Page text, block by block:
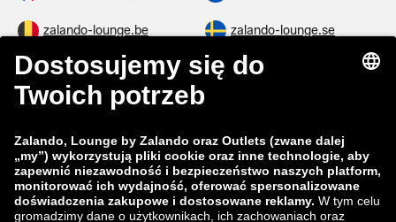
zalando-lounge.be zalando-lounge.se
zalando-lounge.fi zalando-lounge.dk
zalando-lounge.co.uk
zalando-prive.es zalando-lounge.cz
zalando-lounge.lt zalando-lounge.sk